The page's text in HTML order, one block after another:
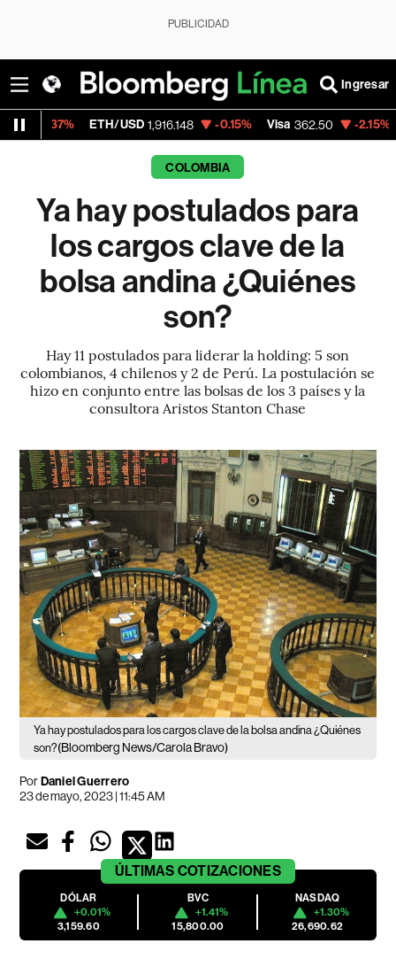
PUBLICIDAD
Ingresar
ETH/USD 1,916.148 -0.15% Visa 362.50 -2.15%
COLOMBIA
Ya hay postulados para
los cargos clave de la
bolsa andina ¿Quiénes
son?
Hay 11 postulados para liderar la holding: 5 son
colombianos, 4 chilenos y 2 de Perú. La postulación se
hizo en conjunto entre las bolsas de los 3 países y la
consultora Aristos Stanton Chase
Ya hay postulados para los cargos clave de la bolsa andina ¿Quiénes
son?(Bloomberg News/Carola Bravo)
PorDaniel Guerrero
23 de mayo, 2023 | 11:45 AM
ÚLTIMAS COTIZACIONES
DÓLAR
+0.01%
3,159.60
BVC
+1.41%
15,800.00
NASDAQ
+1.30%
26,690.62